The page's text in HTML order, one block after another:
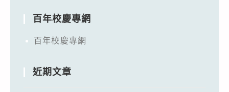
百年校慶專網
百年校慶專網
近期文章